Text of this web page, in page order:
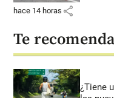
hace 14 horas share
Te
¿Tiene